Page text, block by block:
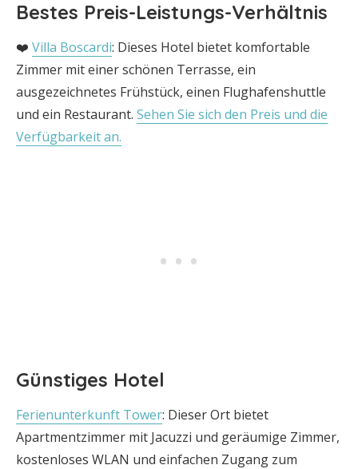
Bestes Preis-Leistungs-Verhältnis
❤️ Villa Boscardi: Dieses Hotel bietet komfortable
Zimmer mit einer schönen Terrasse, ein
ausgezeichnetes Frühstück, einen Flughafenshuttle
und ein Restaurant. Sehen Sie sich den Preis und die
Verfügbarkeit an.
Günstiges Hotel
Ferienunterkunft Tower: Dieser Ort bietet
Apartmentzimmer mit Jacuzzi und geräumige Zimmer,
kostenloses WLAN und einfachen Zugang zum